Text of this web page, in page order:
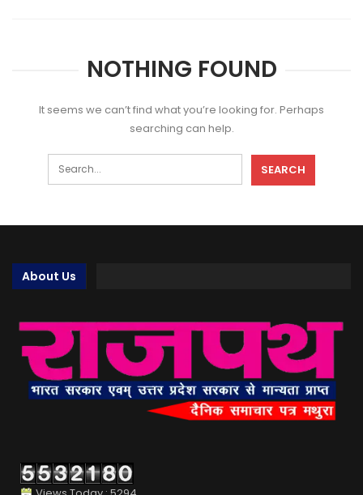
NOTHING FOUND
It seems we can’t find what you’re looking for. Perhaps
searching can help.
About Us